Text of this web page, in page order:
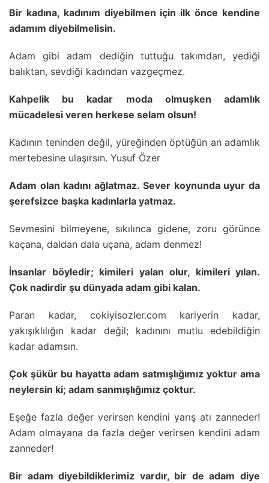
Bir kadına, kadınım diyebilmen için ilk önce kendine
adamım diyebilmelisin.
Adam gibi adam dediğin tuttuğu takımdan, yediği
balıktan, sevdiği kadından vazgeçmez.
Kahpelik bu kadar moda olmuşken adamlık
mücadelesi veren herkese selam olsun!
Kadının teninden değil, yüreğinden öptüğün an adamlık
mertebesine ulaşırsın. Yusuf Özer
Adam olan kadını ağlatmaz. Sever koynunda uyur da
şerefsizce başka kadınlarla yatmaz.
Sevmesini bilmeyene, sıkılınca gidene, zoru görünce
kaçana, daldan dala uçana, adam denmez!
İnsanlar böyledir; kimileri yalan olur, kimileri yılan.
Çok nadirdir şu dünyada adam gibi kalan.
Paran kadar, cokiyisozler.com kariyerin kadar,
yakışıklılığın kadar değil; kadınını mutlu edebildiğin
kadar adamsın.
Çok şükür bu hayatta adam satmışlığımız yoktur ama
neylersin ki; adam sanmışlığımız çoktur.
Eşeğe fazla değer verirsen kendini yarış atı zanneder!
Adam olmayana da fazla değer verirsen kendini adam
zanneder!
Bir adam diyebildiklerimiz vardır, bir de adam diye